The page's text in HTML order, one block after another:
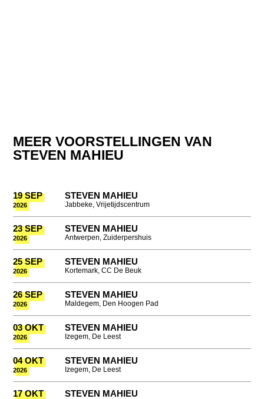
MEER VOORSTELLINGEN VAN
STEVEN MAHIEU
19 SEP
2026
STEVEN MAHIEU
Jabbeke, Vrijetijdscentrum
23 SEP
2026
STEVEN MAHIEU
Antwerpen, Zuiderpershuis
25 SEP
2026
STEVEN MAHIEU
Kortemark, CC De Beuk
26 SEP
2026
STEVEN MAHIEU
Maldegem, Den Hoogen Pad
03 OKT
2026
STEVEN MAHIEU
Izegem, De Leest
04 OKT
2026
STEVEN MAHIEU
Izegem, De Leest
17 OKT STEVEN MAHIEU